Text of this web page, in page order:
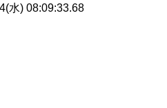
水) 08:09:33.68